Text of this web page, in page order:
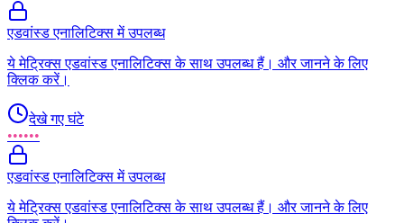
एडवांस्ड एनालिटिक्स में उपलब्ध
ये मेट्रिक्स एडवांस्ड एनालिटिक्स के साथ उपलब्ध हैं। और जानने के लिए
क्लिक करें।
देखे गए घंटे
••••••
एडवांस्ड एनालिटिक्स में उपलब्ध
ये मेट्रिक्स एडवांस्ड एनालिटिक्स के साथ उपलब्ध हैं। और जानने के लिए